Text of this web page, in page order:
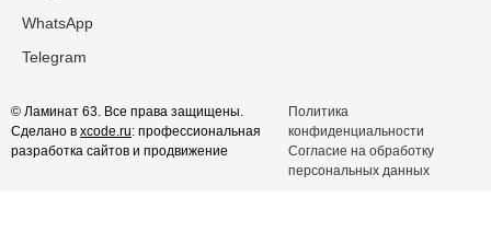
WhatsApp
Telegram
© Ламинат 63. Все права защищены.
Сделано в xcode.ru: профессиональная
разработка сайтов и продвижение
Политика
конфиденциальности
Согласие на обработку
персональных данных